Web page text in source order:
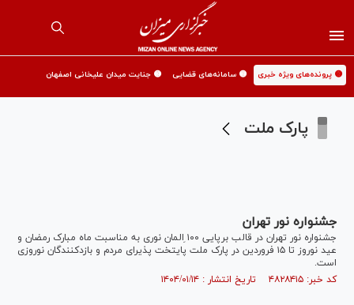
🟡 پرونده‌های ویژه خبری 🟡 سامانه‌های قضایی 🟡 جنایت میدان علیخانی اصفهان
پارک ملت
جشنواره نور تهران
جشنواره نور تهران در قالب برپایی ۱۰۰ ِالمان نوری به مناسبت ماه مبارک رمضان و
عید نوروز تا ۱۵ فروردین در پارک ملت پایتخت پذیرای مردم و بازدکنندگان نوروزی
است.
کد خبر: ۴۸۲۸۴۱۵ تاریخ انتشار : ۱۴۰۴/۰۱/۱۴